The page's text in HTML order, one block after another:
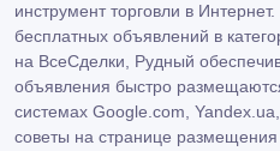
инструмент торговли в
бесплатных объявлений в
на ВсеСделки, Рудный
объявления быстро
системах Google.com,
советы на странице